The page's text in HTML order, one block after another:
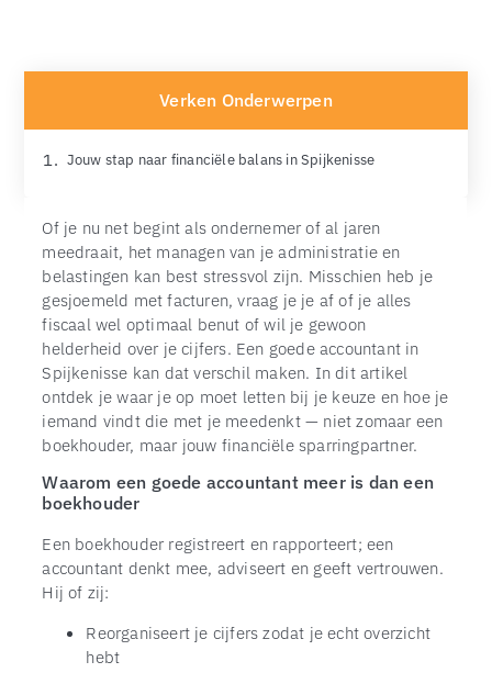
Verken Onderwerpen
Jouw stap naar financiële balans in Spijkenisse
Of je nu net begint als ondernemer of al jaren
meedraait, het managen van je administratie en
belastingen kan best stressvol zijn. Misschien heb je
gesjoemeld met facturen, vraag je je af of je alles
fiscaal wel optimaal benut of wil je gewoon
helderheid over je cijfers. Een goede accountant in
Spijkenisse kan dat verschil maken. In dit artikel
ontdek je waar je op moet letten bij je keuze en hoe je
iemand vindt die met je meedenkt — niet zomaar een
boekhouder, maar jouw financiële sparringpartner.
Waarom een goede accountant meer is dan een
boekhouder
Een boekhouder registreert en rapporteert; een
accountant denkt mee, adviseert en geeft vertrouwen.
Hij of zij:
Reorganiseert je cijfers zodat je echt overzicht
hebt